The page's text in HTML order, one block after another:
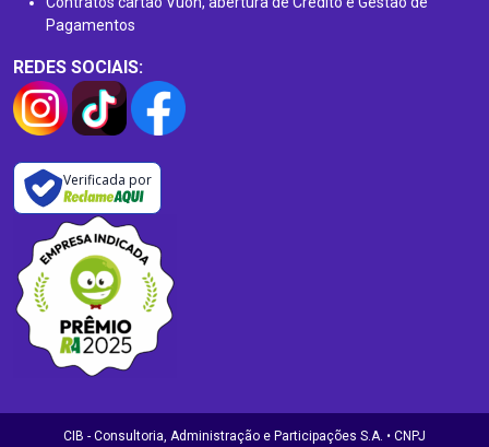
Pagamentos
REDES SOCIAIS:
Verificada por
CIB - Consultoria, Administração e Participações S.A. • CNPJ